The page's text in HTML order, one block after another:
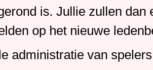
is. Jullie zullen dan
op het nieuwe
administratie van